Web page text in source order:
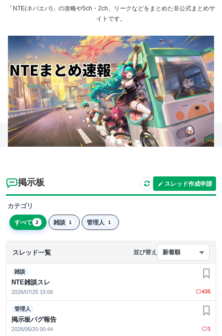
「NTE(ネバエバ)」の攻略や5ch・2ch、リークなどをまとめた非公式まとめサ
イトです。
掲示板 スレッド作成申請
カテゴリ
すべて 2 雑談 1 管理人 1
スレッド一覧 並び替え 新着順
雑談
NTE雑談スレ
2026/07/25 15:06
お気
435
管理人
掲示板バグ報告
2026/06/20 00:44
お気
1